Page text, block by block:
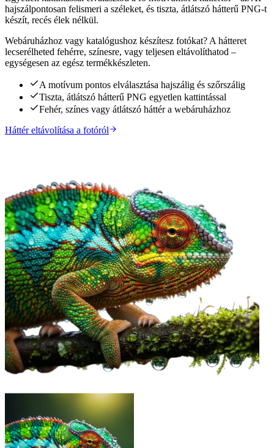
hajszálpontosan felismeri a széleket, és tiszta, átlátszó hátterű PNG-t
készít, recés élek nélkül.
Webáruházhoz vagy katalógushoz készítesz fotókat? A hátteret
lecserélheted fehérre, színesre, vagy teljesen eltávolíthatod –
egységesen az egész termékkészleten.
A motívum pontos elválasztása hajszálig és szőrszálig
Tiszta, átlátszó hátterű PNG egyetlen kattintással
Fehér, színes vagy átlátszó háttér a webáruházhoz
Háttér eltávolítása a fotóról